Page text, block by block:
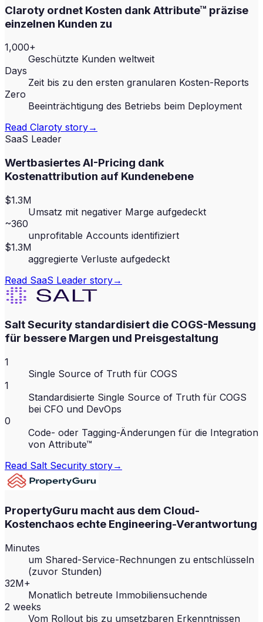
Claroty ordnet Kosten dank Attribute™ präzise
einzelnen Kunden zu
1,000+
Geschützte Kunden weltweit
Days
Zeit bis zu den ersten granularen Kosten-Reports
Zero
Beeinträchtigung des Betriebs beim Deployment
Read Claroty story→
SaaS Leader
Wertbasiertes AI-Pricing dank
Kostenattribution auf Kundenebene
$1.3M
Umsatz mit negativer Marge aufgedeckt
~360
unprofitable Accounts identifiziert
$1.3M
aggregierte Verluste aufgedeckt
Read SaaS Leader story→
Salt Security standardisiert die COGS-Messung
für bessere Margen und Preisgestaltung
1
Single Source of Truth für COGS
1
Standardisierte Single Source of Truth für COGS
bei CFO und DevOps
0
Code- oder Tagging-Änderungen für die Integration
von Attribute™
Read Salt Security story→
PropertyGuru macht aus dem Cloud-
Kostenchaos echte Engineering-Verantwortung
Minutes
um Shared-Service-Rechnungen zu entschlüsseln
(zuvor Stunden)
32M+
Monatlich betreute Immobiliensuchende
2 weeks
Vom Rollout bis zu umsetzbaren Erkenntnissen